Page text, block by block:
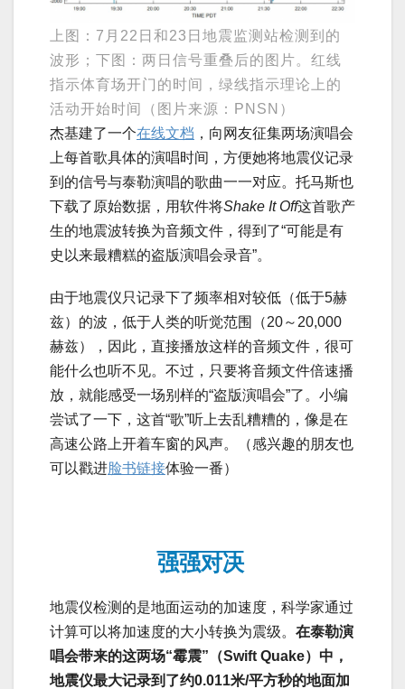
上图：7月22日和23日地震监测站检测到的
波形；下图：两日信号重叠后的图片。红线
指示体育场开门的时间，绿线指示理论上的
活动开始时间（图片来源：PNSN）
杰基建了一个在线文档 ，向网友征集两场演唱会
上每首歌具体的演唱时间，方便她将地震仪记录
到的信号与泰勒演唱的歌曲一一对应。托马斯也
下载了原始数据，用软件将Shake It Off这首歌产
生的地震波转换为音频文件，得到了“可能是有
史以来最糟糕的盗版演唱会录音”。
由于地震仪只记录下了频率相对较低（低于5赫
兹）的波，低于人类的听觉范围（20～20,000
赫兹），因此，直接播放这样的音频文件，很可
能什么也听不见。不过，只要将音频文件倍速播
放，就能感受一场别样的“盗版演唱会”了。小编
尝试了一下，这首“歌”听上去乱糟糟的，像是在
高速公路上开着车窗的风声。（感兴趣的朋友也
可以戳进脸书链接体验一番）
强强对决
地震仪检测的是地面运动的加速度，科学家通过
计算可以将加速度的大小转换为震级。 在泰勒演
唱会带来的这两场“霉震”（Swift Quake）中，
地震仪最大记录到了约0.011米/平方秒的地面加